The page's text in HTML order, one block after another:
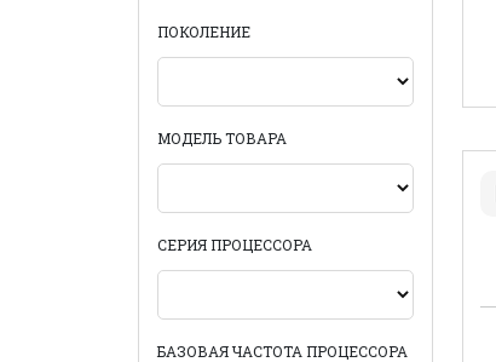
ПОКОЛЕНИЕ
МОДЕЛЬ ТОВАРА
СЕРИЯ ПРОЦЕССОРА
БАЗОВАЯ ЧАСТОТА ПРОЦЕССОРА